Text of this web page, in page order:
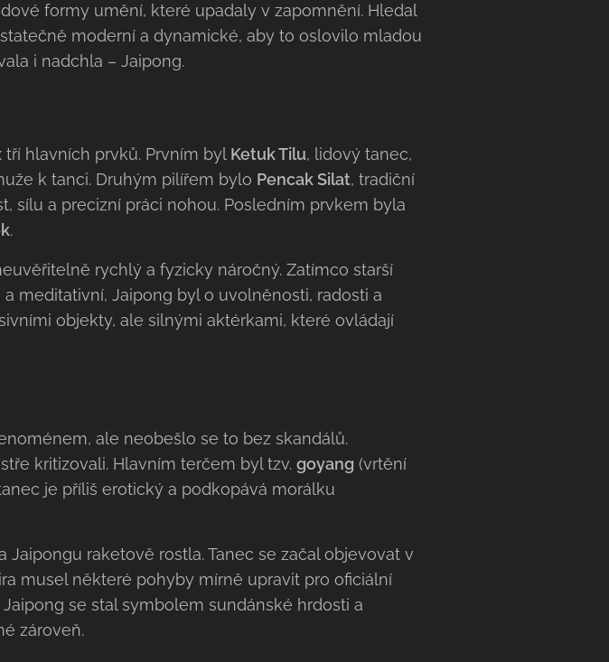
formy umění, které upadaly v zapomnění. Hledal
moderní a dynamické, aby to oslovilo mladou
i nadchla – Jaipong.
hlavních prvků. Prvním byl Ketuk Tilu, lidový tanec,
k tanci. Druhým pilířem bylo Pencak Silat, tradiční
sílu a precizní práci nohou. Posledním prvkem byla
.
rychlý a fyzicky náročný. Zatímco starší
meditativní, Jaipong byl o uvolněnosti, radosti a
objekty, ale silnými aktérkami, které ovládají
ale neobešlo se to bez skandálů.
kritizovali. Hlavním terčem byl tzv. goyang (vrtění
je příliš erotický a podkopává morálku
raketově rostla. Tanec se začal objevovat v
musel některé pohyby mírně upravit pro oficiální
se stal symbolem sundánské hrdosti a
zároveň.